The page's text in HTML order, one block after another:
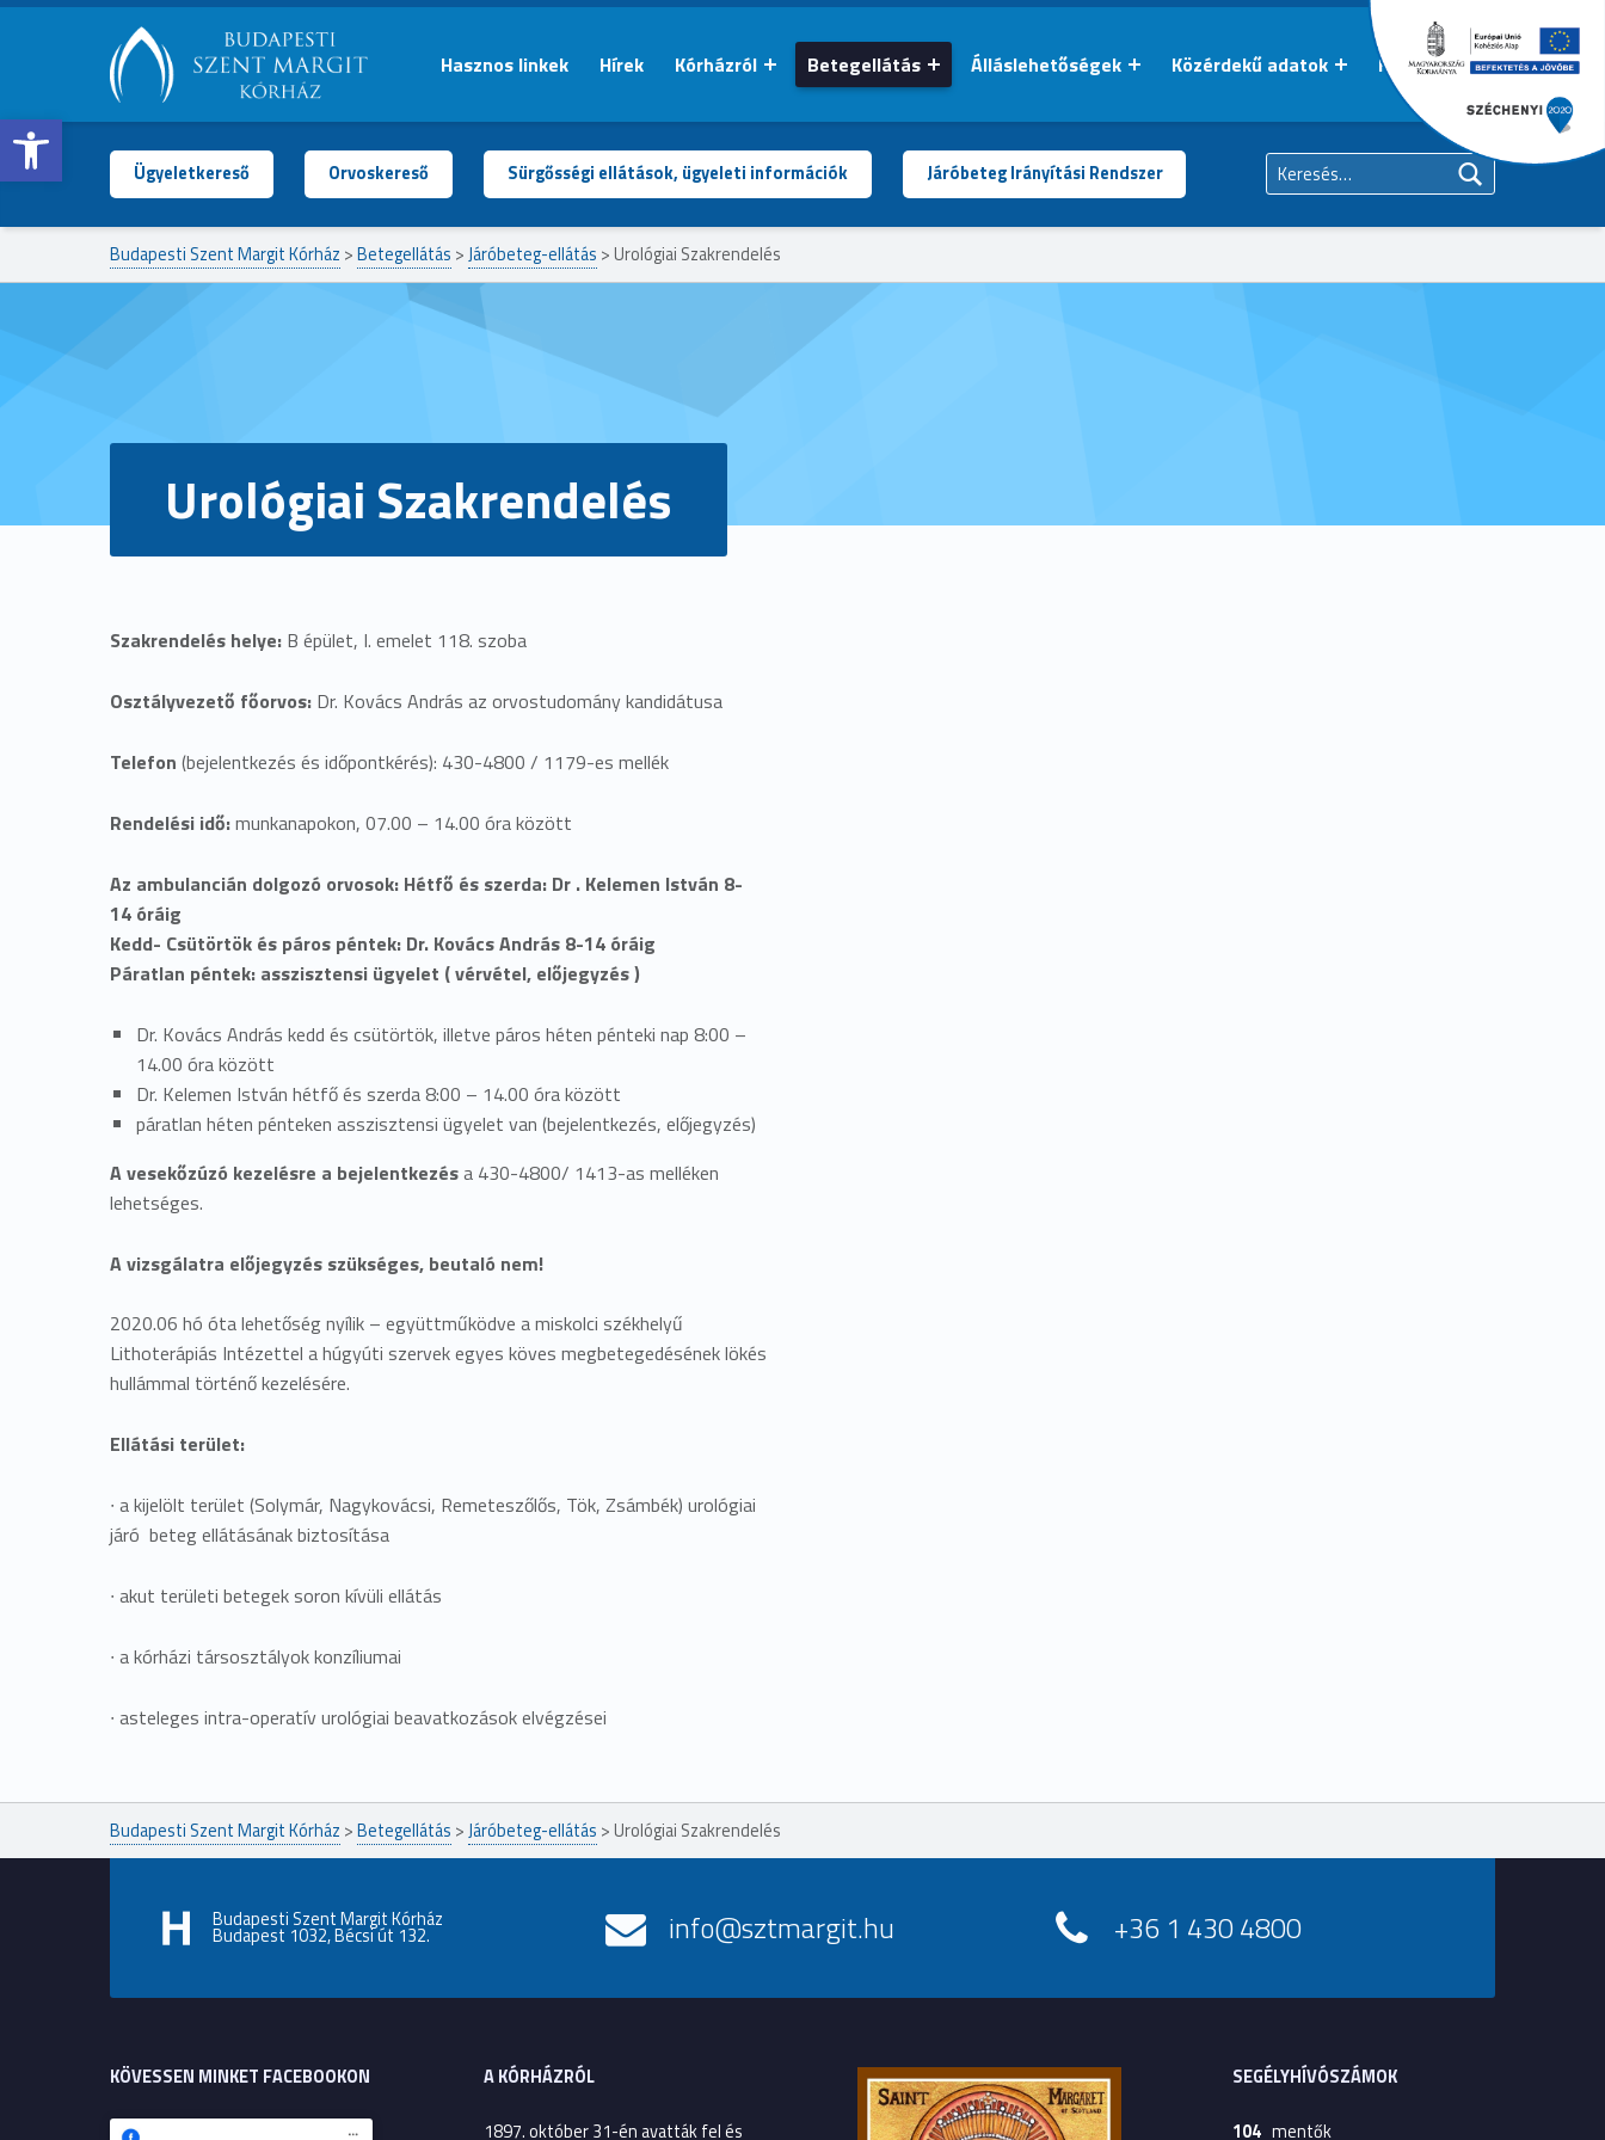
Open toolbar
BUDAPESTI
SZENT
MARGIT
KÓRHÁZ
Hasznos linkek Hírek Kórházról Betegellátás Álláslehetőségek Közérdekű adatok Kapcsolat
Ügyeletkereső Orvoskereső Sürgősségi ellátások, ügyeleti információk Járóbeteg Irányítási Rendszer
Budapesti Szent Margit Kórház >Betegellátás >Járóbeteg-ellátás > Urológiai Szakrendelés
Urológiai Szakrendelés
Szakrendelés helye: B épület, I. emelet 118. szoba
Osztályvezető főorvos: Dr. Kovács András az orvostudomány kandidátusa
Telefon (bejelentkezés és időpontkérés): 430-4800 / 1179-es mellék
Rendelési idő:munkanapokon, 07.00 – 14.00 óra között
Az ambulancián dolgozó orvosok: Hétfő és szerda: Dr . Kelemen István 8-
14 óráig
Kedd- Csütörtök és páros péntek: Dr. Kovács András 8-14 óráig
Páratlan péntek: asszisztensi ügyelet ( vérvétel, előjegyzés )
Dr. Kovács András kedd és csütörtök, illetve páros héten pénteki nap 8:00 –
14.00 óra között
Dr. Kelemen István hétfő és szerda 8:00 – 14.00 óra között
páratlan héten pénteken asszisztensi ügyelet van (bejelentkezés, előjegyzés)
A vesekőzúzó kezelésre a bejelentkezésa 430-4800/ 1413-as melléken
lehetséges.
A vizsgálatra előjegyzés szükséges, beutaló nem!
2020.06 hó óta lehetőség nyílik – együttműködve a miskolci székhelyű
Lithoterápiás Intézettel a húgyúti szervek egyes köves megbetegedésének lökés
hullámmal történő kezelésére.
Ellátási terület:
∙ a kijelölt terület (Solymár, Nagykovácsi, Remeteszőlős, Tök, Zsámbék) urológiai
járó beteg ellátásának biztosítása
∙ akut területi betegek soron kívüli ellátás
∙ a kórházi társosztályok konzíliumai
∙ asteleges intra-operatív urológiai beavatkozások elvégzései
Ugrás a főmenühöz
Budapesti Szent Margit Kórház >Betegellátás >Járóbeteg-ellátás > Urológiai Szakrendelés
Budapesti Szent Margit Kórház
Budapest 1032, Bécsi út 132. info@sztmargit.hu +36 1 430 4800
KÖVESSEN MINKET FACEBOOKON A KÓRHÁZRÓL
1897. október 31-én avatták fel és
SEGÉLYHÍVÓSZÁMOK
104mentők